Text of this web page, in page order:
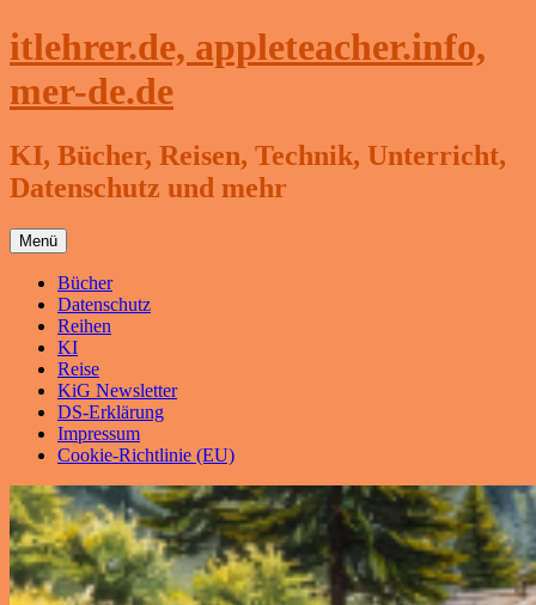
Zum
Inhalt
itlehrer.de, appleteacher.info,
mer-de.de
KI, Bücher, Reisen, Technik, Unterricht,
Datenschutz und mehr
Menü
Bücher
Datenschutz
Reihen
KI
Reise
KiG Newsletter
DS-Erklärung
Impressum
Cookie-Richtlinie (EU)